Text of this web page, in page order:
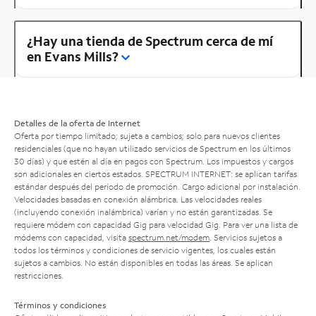
¿Hay una tienda de Spectrum cerca de mí
en Evans Mills?
Detalles de la oferta de Internet
Oferta por tiempo limitado; sujeta a cambios; solo para nuevos clientes
residenciales (que no hayan utilizado servicios de Spectrum en los últimos
30 días) y que estén al día en pagos con Spectrum. Los impuestos y cargos
son adicionales en ciertos estados. SPECTRUM INTERNET: se aplican tarifas
estándar después del período de promoción. Cargo adicional por instalación.
Velocidades basadas en conexión alámbrica. Las velocidades reales
(incluyendo conexión inalámbrica) varían y no están garantizadas. Se
requiere módem con capacidad Gig para velocidad Gig. Para ver una lista de
módems con capacidad, visita spectrum.net/modem . Servicios sujetos a
todos los términos y condiciones de servicio vigentes, los cuales están
sujetos a cambios. No están disponibles en todas las áreas. Se aplican
restricciones.
Términos y condiciones